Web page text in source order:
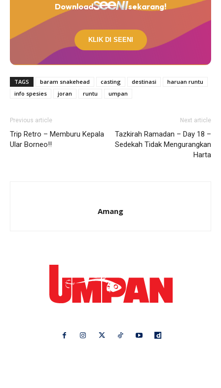
Download
sekarang!
KLIK DI SEENI
TAGS baram snakehead casting destinasi
haruan runtu
info spesies
joran runtu umpan
Previous article
Trip Retro – Memburu Kepala
Ular Borneo!!
Next article
Tazkirah Ramadan – Day 18 –
Sedekah Tidak Mengurangkan
Harta
Amang